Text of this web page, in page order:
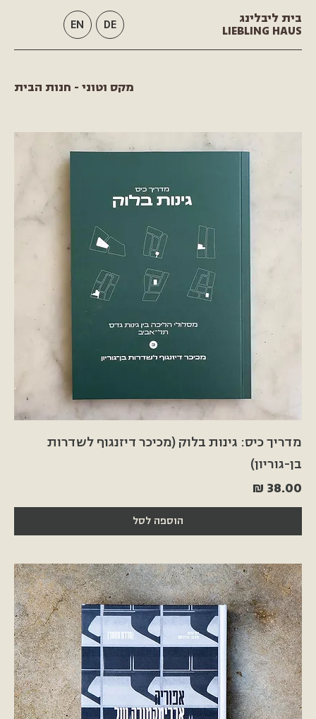
בית ליבלינג
LIEBLING HAUS
EN DE
מקס וטוני - חנות הבית
מדריך כיס: גינות בלוק (מכיכר דיזנגוף לשדרות
בן-גוריון)
מחיר
הוספה לסל